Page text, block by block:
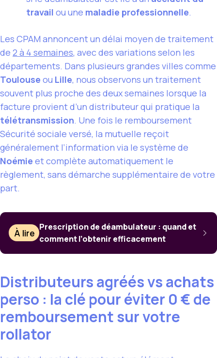
travail ou une maladie professionnelle.
Les CPAM annoncent un délai moyen de traitement
de 2 à 4 semaines, avec des variations selon les
départements. Dans plusieurs grandes villes comme
Toulouse ou Lille, nous observons un traitement
souvent plus proche des deux semaines lorsque la
facture provient d’un distributeur qui pratique la
télétransmission. Une fois le remboursement
Sécurité sociale versé, la mutuelle reçoit
généralement l’information via le système de
Noémie et complète automatiquement le
règlement, sans démarche supplémentaire de votre
part.
À lire
Prescription de déambulateur : quand et
comment l’obtenir efficacement
Distributeurs agréés vs achats
perso : la clé pour éviter 0 € de
remboursement sur votre
rollator